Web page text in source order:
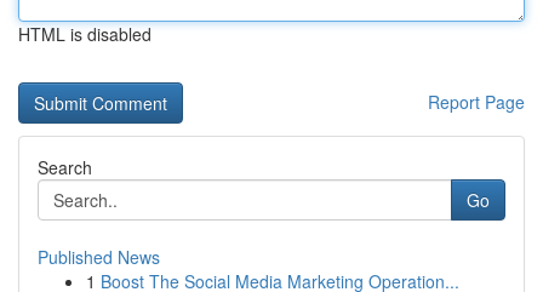
HTML is disabled
Report Page
Search
Go
Published News
1 Boost The Social Media Marketing Operation...